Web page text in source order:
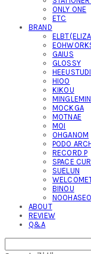
ONLY ONE
ETC
BRAND
GAIUS
GLOSSY
HIOO
KIKOU
MOCKGA
MOTNAE
MOI
OHGANOM
PODO
RECORD P
SPACE
SUELUN
BINOU
ABOUT
REVIEW
Q&A